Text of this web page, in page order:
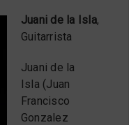
Juani de la Isla,
Guitarrista
Juani de la
Isla (Juan
Francisco
Gonzalez